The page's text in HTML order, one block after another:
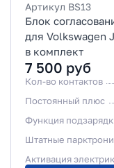
Артикул BS13
Блок
для Volkswagen
в комплект
7 500 руб
Кол-во контактов
Постоянный плюс
Функция
Штатные
Активация